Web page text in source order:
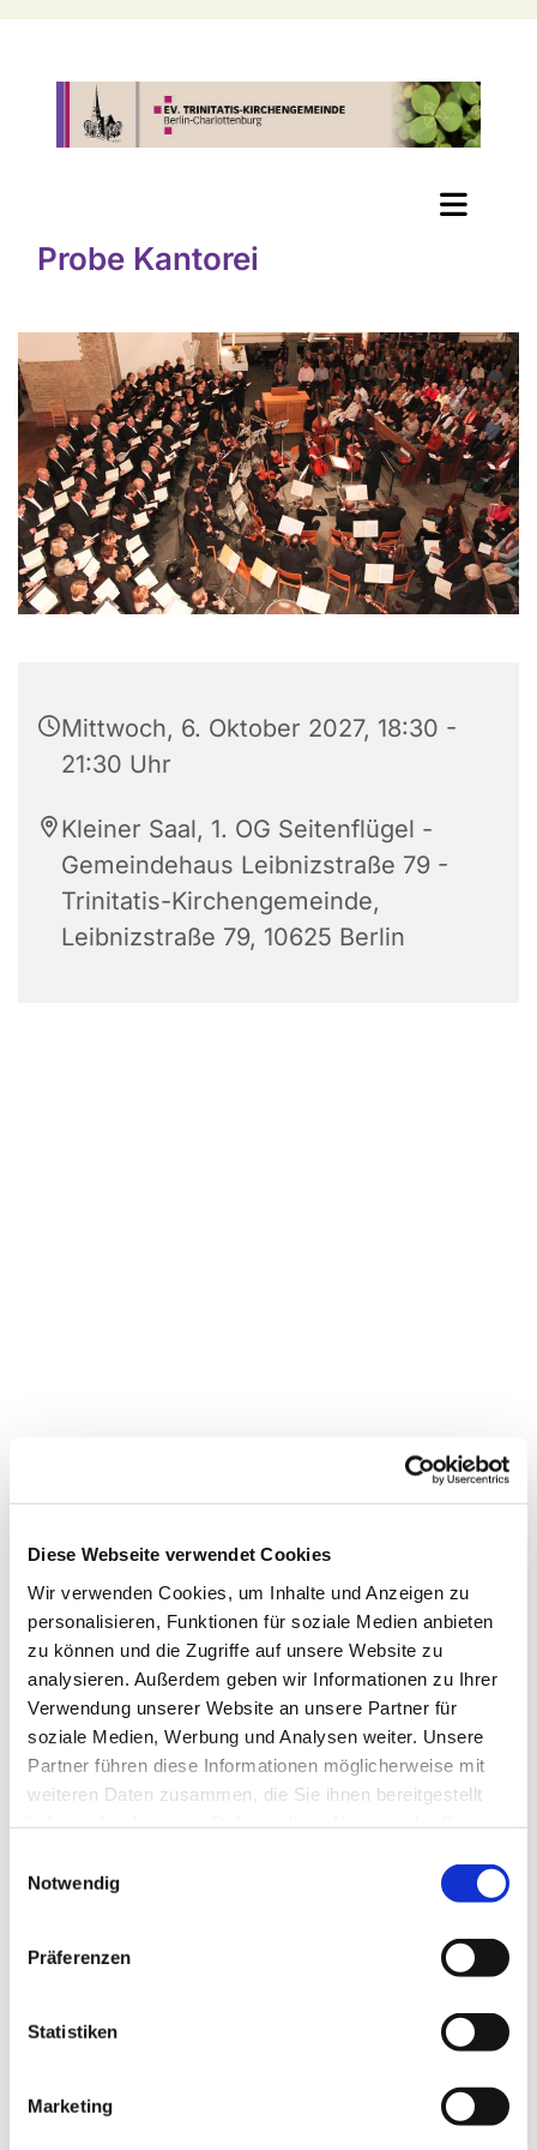
Diese Webseite verwendet Cookies
Wir verwenden Cookies, um Inhalte und Anzeigen zu
personalisieren, Funktionen für soziale Medien anbieten
zu können und die Zugriffe auf unsere Website zu
analysieren. Außerdem geben wir Informationen zu Ihrer
Verwendung unserer Website an unsere Partner für
soziale Medien, Werbung und Analysen weiter. Unsere
Partner führen diese Informationen möglicherweise mit
weiteren Daten zusammen, die Sie ihnen bereitgestellt
Notwendig
Präferenzen
Statistiken
Marketing
Probe Kantorei
Mittwoch, 6. Oktober 2027, 18:30 -
21:30 Uhr
Kleiner Saal, 1. OG Seitenflügel -
Gemeindehaus Leibnizstraße 79 -
Trinitatis-Kirchengemeinde,
Leibnizstraße 79, 10625 Berlin
Dies könnte Sie auch
interessieren